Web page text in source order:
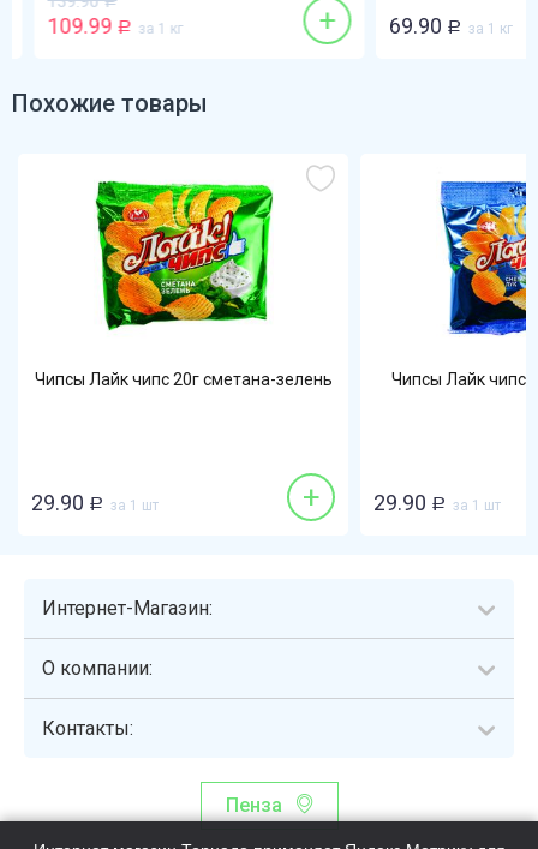
109.99 Р за 1 кг + 69.90 Р за 1 кг
Похожие товары
Чипсы Лайк чипс 20г сметана-зелень
29.90 Р за 1 шт +
Чипсы Лайк чипс
29.90 Р за 1 шт
Интернет-Магазин:
О компании:
Контакты:
Пенза